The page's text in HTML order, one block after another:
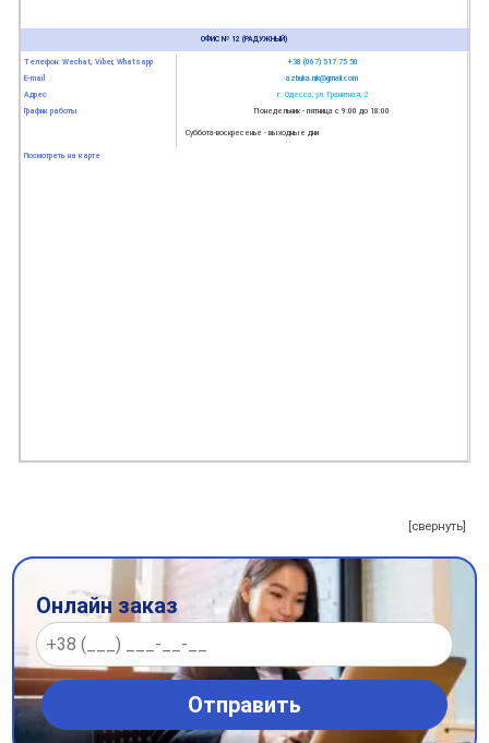
ОФИС № 12 (РАДУЖНЫЙ)
Телефон: Wechat, Viber, Whatsapp
+38 (067) 517 75 50
E-mail
azbuka.nik@gmail.com
Адрес
г. Одесса, ул. Гранитная, 2
График работы
Понедельник - пятница с 9:00 до 18:00
Суббота-воскресенье - выходные дни
Посмотреть на карте
[свернуть]
Онлайн заказ